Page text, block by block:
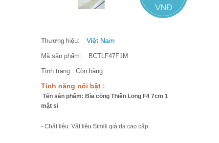
VNĐ
Thương hiệu: Việt Nam
Mã sản phẩm: BCTLF47F1M
Tình trạng : Còn hàng
Tính năng nổi bật :
Tên sản phẩm: Bìa còng Thiên Long F4 7cm 1
mặt si
- Chất liệu: Vật liệu Simili giả da cao cấp